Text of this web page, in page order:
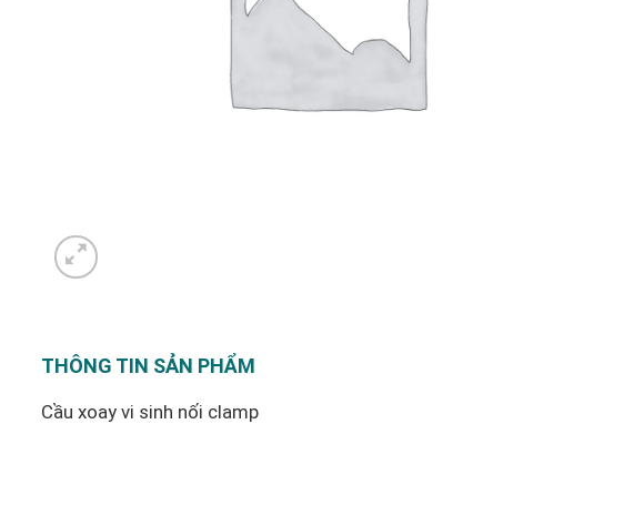
THÔNG TIN SẢN PHẨM
Cầu xoay vi sinh nối clamp